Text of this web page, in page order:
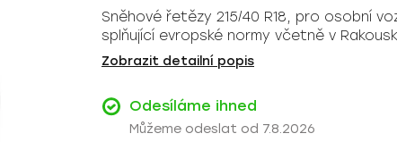
je
0,0
z
hvězdiček.
Sněhové řetězy 215/40 R18, pro osobní
splňující evropské normy včetně v
Zobrazit detailní popis
Odesíláme ihned
7.8.2026